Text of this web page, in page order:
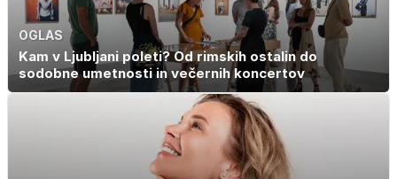
OGLAS
Kam v Ljubljani poleti? Od rimskih ostalin do
sodobne umetnosti in večernih koncertov